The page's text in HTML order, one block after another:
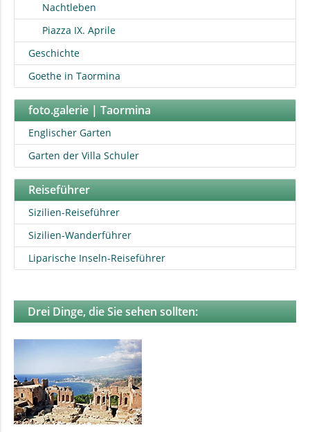
Nachtleben
Piazza IX. Aprile
Geschichte
Goethe in Taormina
foto.galerie | Taormina
Englischer Garten
Garten der Villa Schuler
Reiseführer
Sizilien-Reiseführer
Sizilien-Wanderführer
Liparische Inseln-Reiseführer
Drei Dinge, die Sie sehen sollten: